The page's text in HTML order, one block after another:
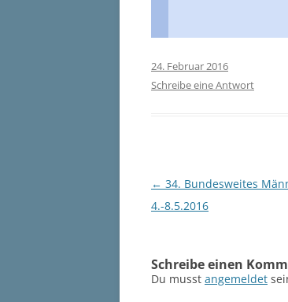
24. Februar 2016
Schreibe eine Antwort
Beitragsnavigation
← 34. Bundesweites
4.-8.5.2016
Schreibe einen
Du musst angemeldet